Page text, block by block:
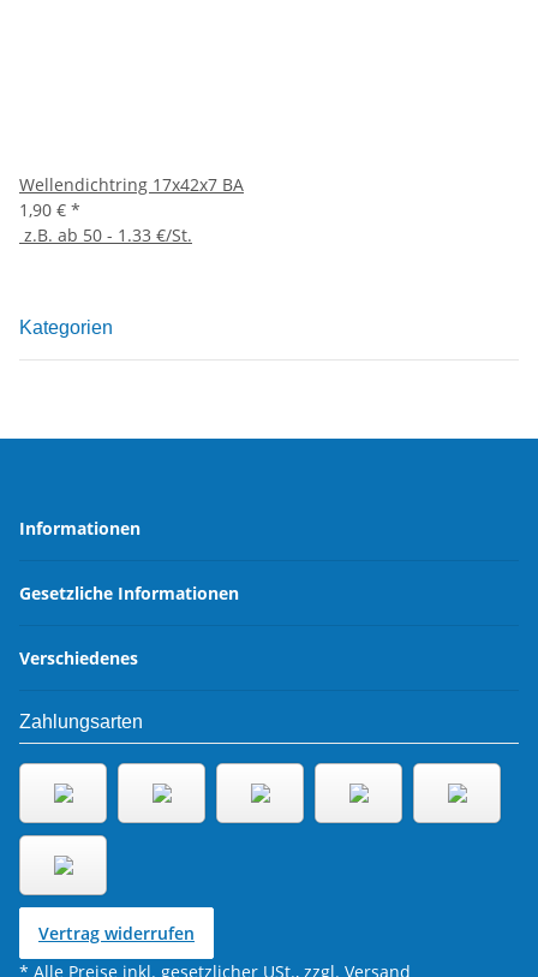
Wellendichtring 17x42x7 BA
1,90 € *
z.B. ab 50 - 1.33 €/St.
Kategorien
Informationen
Gesetzliche Informationen
Verschiedenes
Zahlungsarten
Vertrag widerrufen
* Alle Preise inkl. gesetzlicher USt., zzgl. Versand